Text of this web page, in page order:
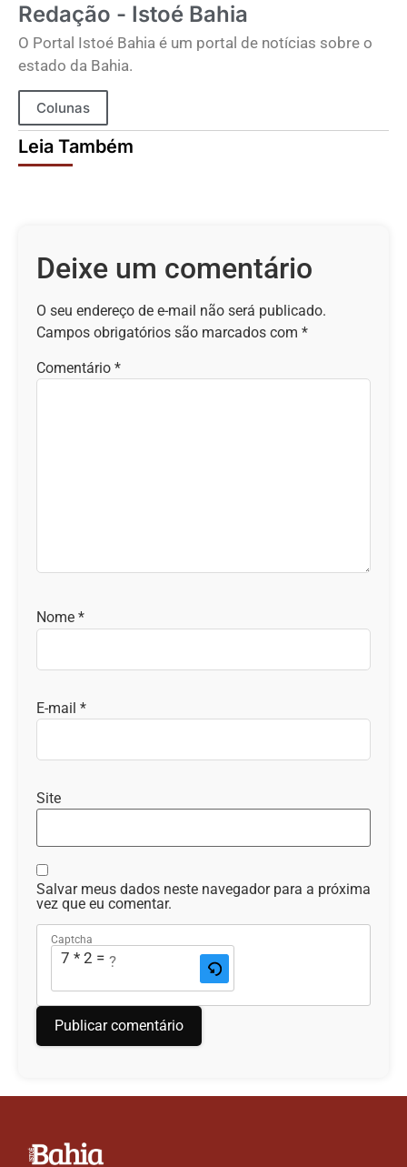
Redação - Istoé Bahia
O Portal Istoé Bahia é um portal de notícias sobre o
estado da Bahia.
Colunas
Leia Também
Deixe um comentário
O seu endereço de e-mail não será publicado.
Campos obrigatórios são marcados com *
Comentário *
Nome *
E-mail *
Site
Salvar meus dados neste navegador para a próxima
vez que eu comentar.
Captcha
7 * 2 = ?